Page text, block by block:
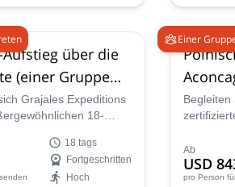
Jan. 2027,
über die
(einer Gruppe
Grajales Expeditions
18-
die Normalroute an.
höchsten Gipfel
18 tags
Fortgeschritten
Hoch
Einer
Begleiten
Route für
Ab
USD
pro Person